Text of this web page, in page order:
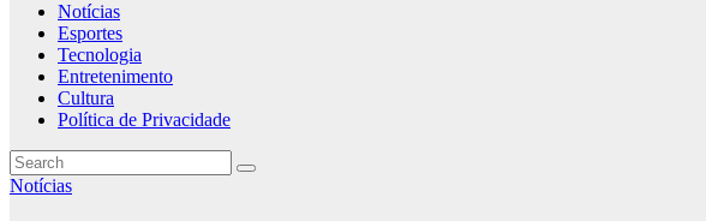
Notícias
Esportes
Tecnologia
Entretenimento
Cultura
Política de Privacidade
Notícias